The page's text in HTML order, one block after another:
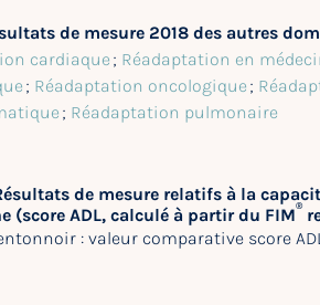
de mesure 2018 des autres
cardiaque ; Réadaptation en
; Réadaptation oncologique ;
; Réadaptation pulmonaire
de mesure relatifs à la
(score ADL, calculé à partir du FIM®
: valeur comparative score